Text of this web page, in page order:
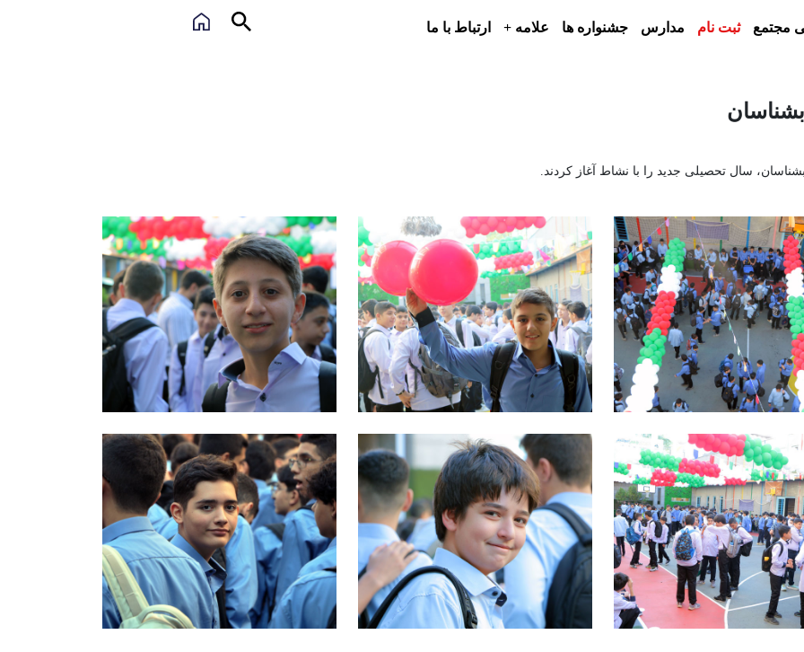
مجتمع ثبت نام مدارس جشنواره ها علامه + ارتباط با ما
سال تحصیلی جدید را با نشاط آغاز کردند.